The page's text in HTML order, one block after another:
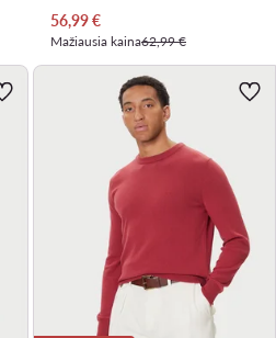
Dabartinė kaina
56,99€
Mažiausia kaina62,99 €